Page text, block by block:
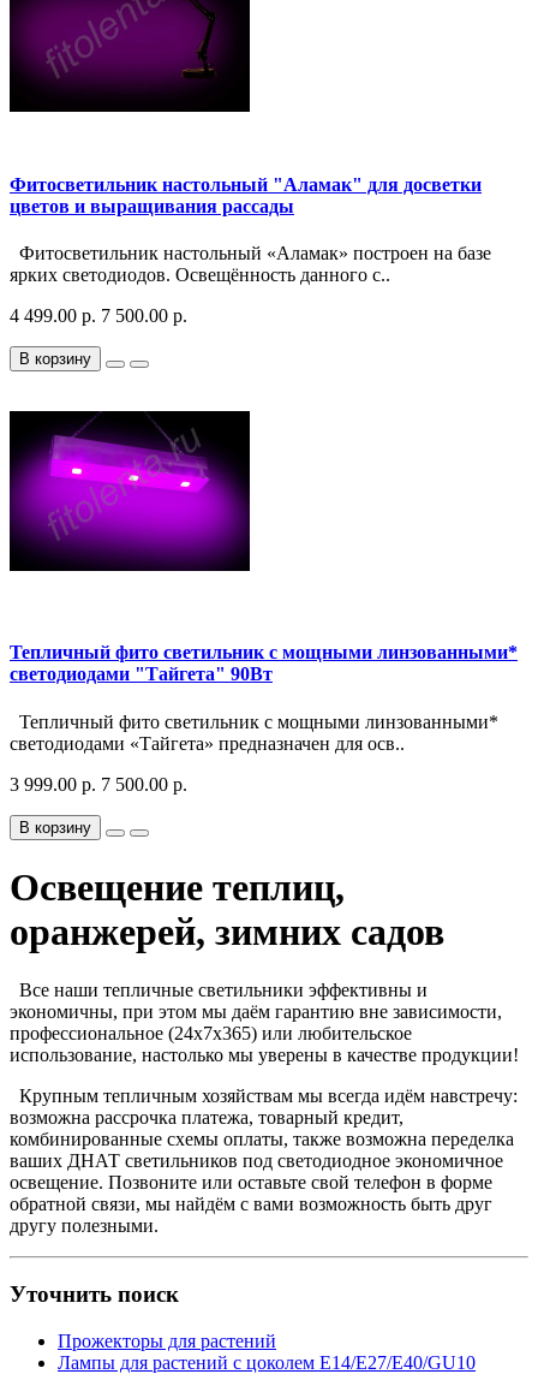
Фитосветильник настольный "Аламак" для досветки
цветов и выращивания рассады
Фитосветильник настольный «Аламак» построен на базе
ярких светодиодов. Освещённость данного с..
4 499.00 р. 7 500.00 р.
В корзину
Тепличный фито светильник с мощными линзованными*
светодиодами "Тайгета" 90Вт
Тепличный фито светильник с мощными линзованными*
светодиодами «Тайгета» предназначен для осв..
3 999.00 р. 7 500.00 р.
В корзину
Освещение теплиц,
оранжерей, зимних садов
Все наши тепличные светильники эффективны и
экономичны, при этом мы даём гарантию вне зависимости,
профессиональное (24х7х365) или любительское
использование, настолько мы уверены в качестве продукции!
Крупным тепличным хозяйствам мы всегда идём навстречу:
возможна рассрочка платежа, товарный кредит,
комбинированные схемы оплаты, также возможна переделка
ваших ДНАТ светильников под светодиодное экономичное
освещение. Позвоните или оставьте свой телефон в форме
обратной связи, мы найдём с вами возможность быть друг
другу полезными.
Уточнить поиск
Прожекторы для растений
Лампы для растений с цоколем Е14/Е27/Е40/GU10